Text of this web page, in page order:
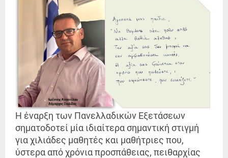
Η έναρξη των Πανελλαδικών Εξετάσεων
σηματοδοτεί μία ιδιαίτερα σημαντική στιγμή
για χιλιάδες μαθητές και μαθήτριες που,
ύστερα από χρόνια προσπάθειας, πειθαρχίας